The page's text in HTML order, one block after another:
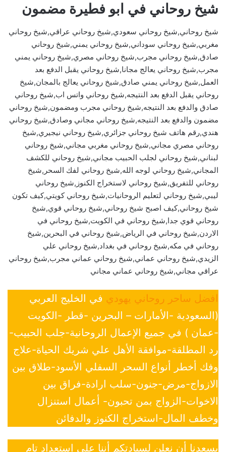
شيخ روحاني في ابو فطيرة مضمون
شيخ روحاني,شيخ روحاني سعودي,شيخ روحاني عراقي,شيخ روحاني
مغربي,شيخ روحاني سوداني,شيخ روحاني يمني,شيخ روحاني
صادق,شيخ روحاني مجرب,شيخ روحاني مصري,شيخ روحاني يمني
مجرب,شيخ روحاني يعالج مجانا,شيخ روحاني يقبل الدفع بعد
العمل,شيخ روحاني يمني صادق,شيخ روحاني يعالج بالمجان,شيخ
روحاني يقبل الدفع بعد النتيجه,شيخ روحاني واتس اب,شيخ روحاني
صادق والدفع بعد النتيجه,شيخ روحاني مجرب ومضمون,شيخ روحاني
مضمون والدفع بعد النتيجه,شيخ روحاني مجاني وصادق,شيخ روحاني
هندي,رقم هاتف شيخ روحاني جزائري,شيخ روحاني نيجيري,شيخ
روحاني مصري مجاني,شيخ روحاني مغربي مجاني,شيخ روحاني
لبناني,شيخ روحاني لجلب الحبيب مجاني,شيخ روحاني للكشف
المجاني,شيخ روحاني لوجه الله,شيخ روحاني لفك السحر,شيخ
روحاني للتفريق,شيخ روحاني لاستخراج الكنوز,شيخ روحاني
ليبي,شيخ روحاني لتعليم الروحانيات,شيخ روحاني كويتي,كيف تكون
شيخ روحاني,كيف اصبح شيخ روحاني,شيخ روحاني قوي,شيخ
روحاني قوي جدا,شيخ روحاني في الكويت,شيخ روحاني في
الاردن,شيخ روحاني في الرياض,شيخ روحاني في البحرين,شيخ
روحاني في مكه,شيخ روحاني في بغداد,شيخ روحاني علي
الزيدي,شيخ روحاني عماني,شيخ روحاني عماني مجرب,شيخ روحاني
عراقي مجاني,شيخ روحاني عماني مجاني
افضل ساحر روحاني يهودي في الخليج العربي
(السعودية -الأمارات – البحرين -قطر -الكويت
-عمان ) في جميع الإعمال الروحانية-جلب الحبيب-
رد المطلقة-موافقة الأهل علي شريك الحياة-علاج
وفك أخطر أنواع السحر السفلي الأسود-طلاق بين
الازواج-مرض-جنون-سلب ارادة-فراق بين
الاخوات-الزواج بمن تحبون- أعمال استنزال
وخطف المال-استخراج الكنوز والدفائن
يسعدنا أن نعلن لسيادتكم أننا على إستعداد تام